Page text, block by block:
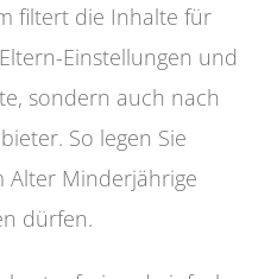
filtert die Inhalte für
Einstellungen und
sondern auch nach
So legen Sie
Alter Minderjährige
dürfen.